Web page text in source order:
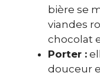
bière se
viandes
chocolat
Porter :
douceur